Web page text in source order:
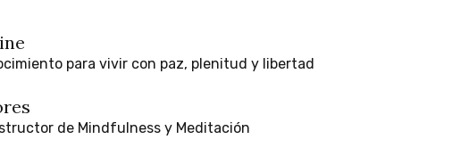
para vivir con paz, plenitud y libertad
de Mindfulness y Meditación